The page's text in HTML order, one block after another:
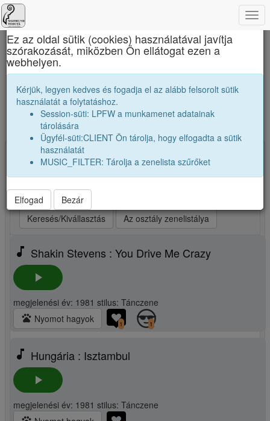
Sigismund Toduță Zenei Főgimnázium
A mi osztályunk zenetoplistája. Ezeket
számokat szívesen hallgatjuk.
Új zene, vagy kedvenceim kiválasztása
Kiválasztva: 25 Indítsd a lejátszót! (max 25)
Legjobb szám elsőnek Legjobb szám utoljára
Véletlenszerüen
Keresés/Kivállasztás
Az osztály zenelistálya
music_note Shakin Stevens : You Drive Me Crazy
play_arrow
megjelenési év: 1981 stilus: Tánczene
pets Nyomot hagyok 1 1
music_note Hungária : Isztambul
play_arrow
megjelenési év: 1981 stilus: Tánczene
×
Ez az oldal sütik (cookies) használatával javítja
szórakozását, miközben Ön ellátogat ezen a
webhelyen.
Kérjük, legyen kedves és fogadja el az alább felsorolt sütik
használatát a folytatáshoz.
Session-süti: LPFW a munkamenet adatainak
tárolására
Ügyfél-süti:CLIENT Ön tárolja, hogy elfogadta a sütik
használatát
MUSIC_FILTER: Tárolja a zenelista szűrőket
Elfogad Bezár